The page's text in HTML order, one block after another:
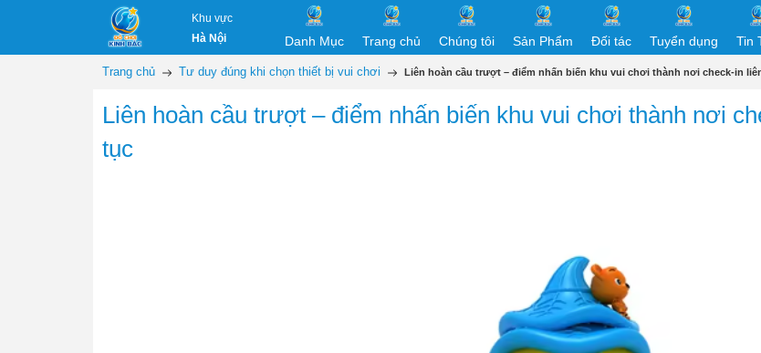
Khu vực
Hà Nội
Danh Mục Trang chủ Chúng tôi Sản Phẩm Đối tác Tuyển dụng Tin
Trang chủ Tư duy đúng khi chọn thiết bị vui chơi Liên hoàn cầu trượt – điểm nhấn biến khu vui chơi thành nơi check-in
Liên hoàn cầu trượt – điểm nhấn biến khu vui chơi thành nơi
tục